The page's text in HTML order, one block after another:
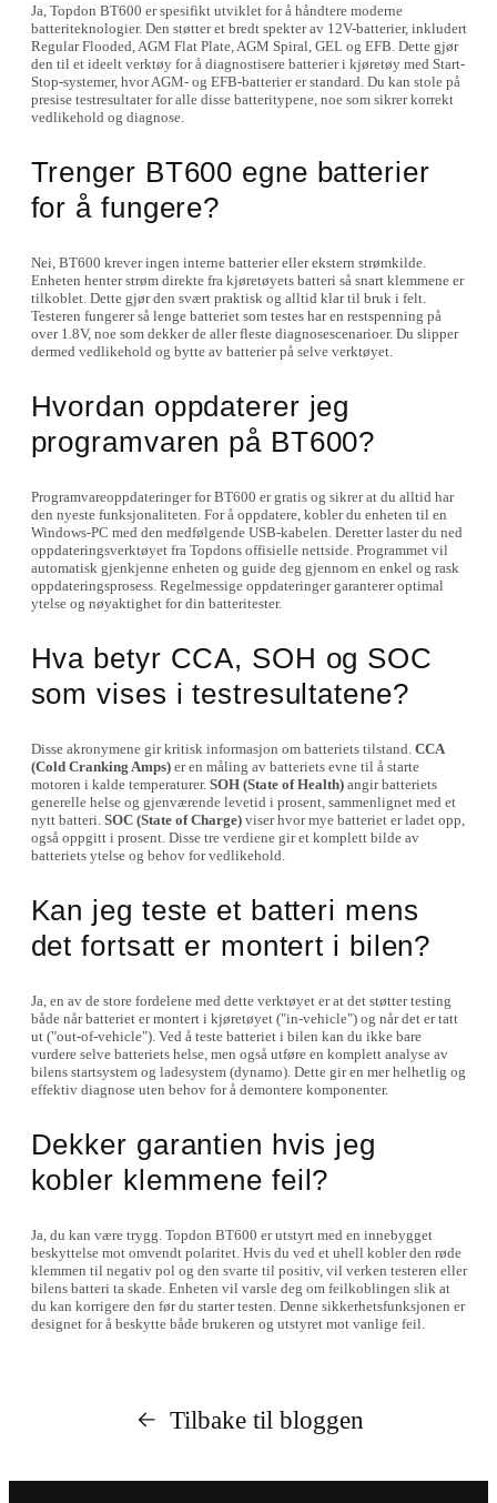
Ja, Topdon BT600 er spesifikt utviklet for å håndtere moderne
batteriteknologier. Den støtter et bredt spekter av 12V-batterier, inkludert
Regular Flooded, AGM Flat Plate, AGM Spiral, GEL og EFB. Dette gjør
den til et ideelt verktøy for å diagnostisere batterier i kjøretøy med Start-
Stop-systemer, hvor AGM- og EFB-batterier er standard. Du kan stole på
presise testresultater for alle disse batteritypene, noe som sikrer korrekt
vedlikehold og diagnose.
Trenger BT600 egne batterier
for å fungere?
Nei, BT600 krever ingen interne batterier eller ekstern strømkilde.
Enheten henter strøm direkte fra kjøretøyets batteri så snart klemmene er
tilkoblet. Dette gjør den svært praktisk og alltid klar til bruk i felt.
Testeren fungerer så lenge batteriet som testes har en restspenning på
over 1.8V, noe som dekker de aller fleste diagnosescenarioer. Du slipper
dermed vedlikehold og bytte av batterier på selve verktøyet.
Hvordan oppdaterer jeg
programvaren på BT600?
Programvareoppdateringer for BT600 er gratis og sikrer at du alltid har
den nyeste funksjonaliteten. For å oppdatere, kobler du enheten til en
Windows-PC med den medfølgende USB-kabelen. Deretter laster du ned
oppdateringsverktøyet fra Topdons offisielle nettside. Programmet vil
automatisk gjenkjenne enheten og guide deg gjennom en enkel og rask
oppdateringsprosess. Regelmessige oppdateringer garanterer optimal
ytelse og nøyaktighet for din batteritester.
Hva betyr CCA, SOH og SOC
som vises i testresultatene?
Disse akronymene gir kritisk informasjon om batteriets tilstand. CCA
(Cold Cranking Amps)er en måling av batteriets evne til å starte
motoren i kalde temperaturer. SOH (State of Health)angir batteriets
generelle helse og gjenværende levetid i prosent, sammenlignet med et
nytt batteri. SOC (State of Charge)viser hvor mye batteriet er ladet opp,
også oppgitt i prosent. Disse tre verdiene gir et komplett bilde av
batteriets ytelse og behov for vedlikehold.
Kan jeg teste et batteri mens
det fortsatt er montert i bilen?
Ja, en av de store fordelene med dette verktøyet er at det støtter testing
både når batteriet er montert i kjøretøyet ("in-vehicle") og når det er tatt
ut ("out-of-vehicle"). Ved å teste batteriet i bilen kan du ikke bare
vurdere selve batteriets helse, men også utføre en komplett analyse av
bilens startsystem og ladesystem (dynamo). Dette gir en mer helhetlig og
effektiv diagnose uten behov for å demontere komponenter.
Dekker garantien hvis jeg
kobler klemmene feil?
Ja, du kan være trygg. Topdon BT600 er utstyrt med en innebygget
beskyttelse mot omvendt polaritet. Hvis du ved et uhell kobler den røde
klemmen til negativ pol og den svarte til positiv, vil verken testeren eller
bilens batteri ta skade. Enheten vil varsle deg om feilkoblingen slik at
du kan korrigere den før du starter testen. Denne sikkerhetsfunksjonen er
designet for å beskytte både brukeren og utstyret mot vanlige feil.
Tilbake til bloggen